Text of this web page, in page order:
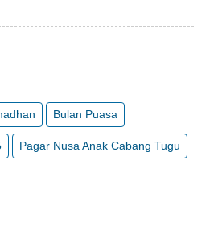
Bulan Puasa
Pagar Nusa Anak Cabang Tugu